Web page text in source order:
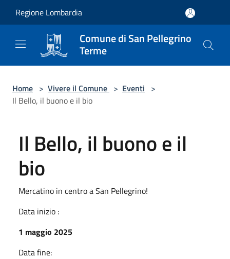
Regione Lombardia
Comune di San Pellegrino
Terme
Home > Vivere il Comune > Eventi >
Il Bello, il buono e il bio
Il Bello, il buono e il
bio
Mercatino in centro a San Pellegrino!
Data inizio :
1 maggio 2025
Data fine: